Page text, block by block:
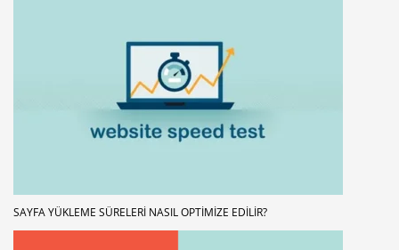
SAYFA YÜKLEME SÜRELERI NASIL OPTIMIZE EDILIR?